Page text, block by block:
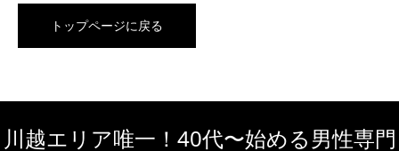
トップページに戻る
川越エリア唯一！40代〜始める男性専門